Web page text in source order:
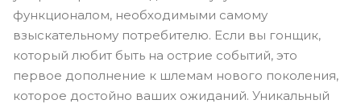
функционалом, необходимыми самому
взыскательному потребителю. Если вы гонщик,
который любит быть на острие событий, это
первое дополнение к шлемам нового поколения,
которое достойно ваших ожиданий. Уникальный